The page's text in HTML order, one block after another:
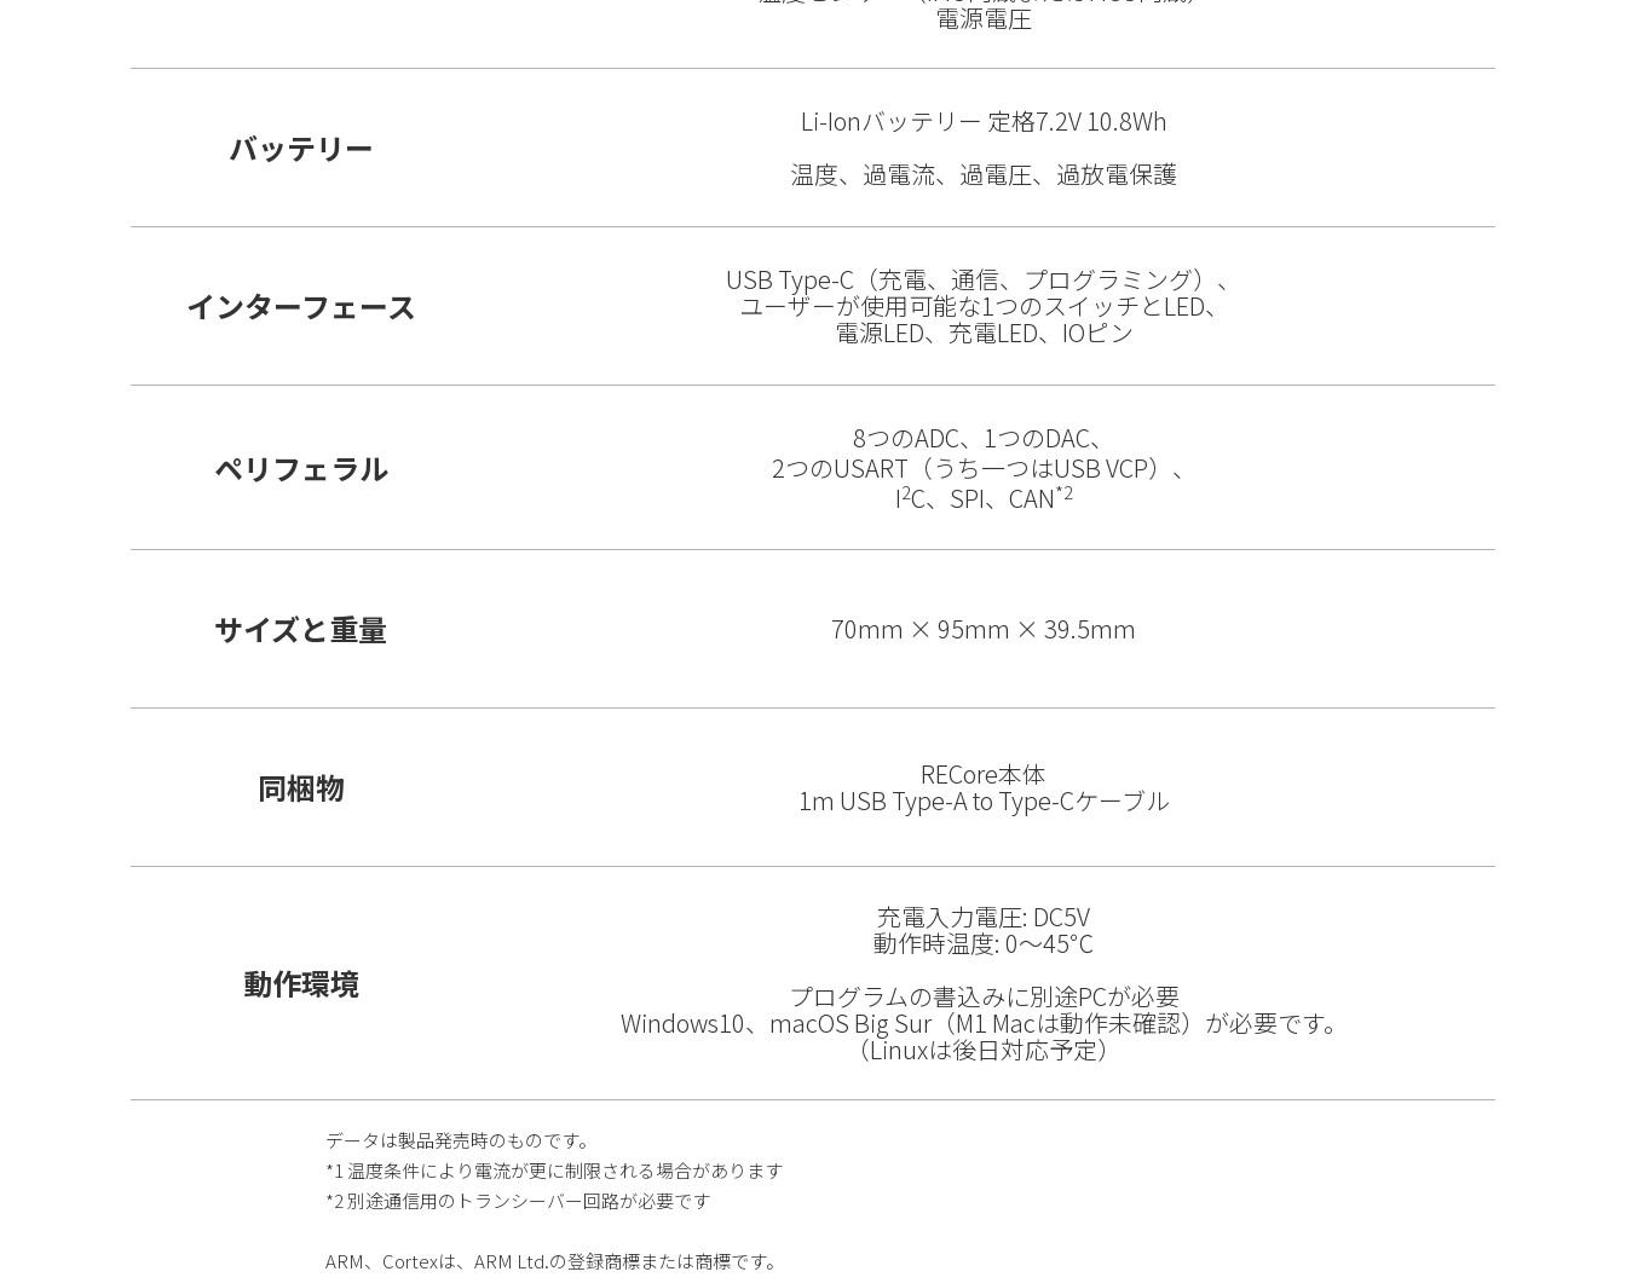
電源電圧
バッテリー
Li-Ionバッテリー 定格7.2V 10.8Wh
温度、過電流、過電圧、過放電保護
インターフェース
USB Type-C（充電、通信、プログラミング）、
ユーザーが使用可能な1つのスイッチとLED、
電源LED、充電LED、IOピン
ペリフェラル
8つのADC、1つのDAC、
2つのUSART（うち一つはUSB VCP）、
I2C、SPI、CAN*2
サイズと重量 70mm × 95mm × 39.5mm
同梱物 RECore本体
1m USB Type-A to Type-Cケーブル
動作環境
充電入力電圧: DC5V
動作時温度: 0～45℃
プログラムの書込みに別途PCが必要
Windows10、macOS Big Sur（M1 Macは動作未確認）が必要です。
（Linuxは後日対応予定）
データは製品発売時のものです。
*1 温度条件により電流が更に制限される場合があります
*2 別途通信用のトランシーバー回路が必要です
ARM、Cortexは、ARM Ltd.の登録商標または商標です。